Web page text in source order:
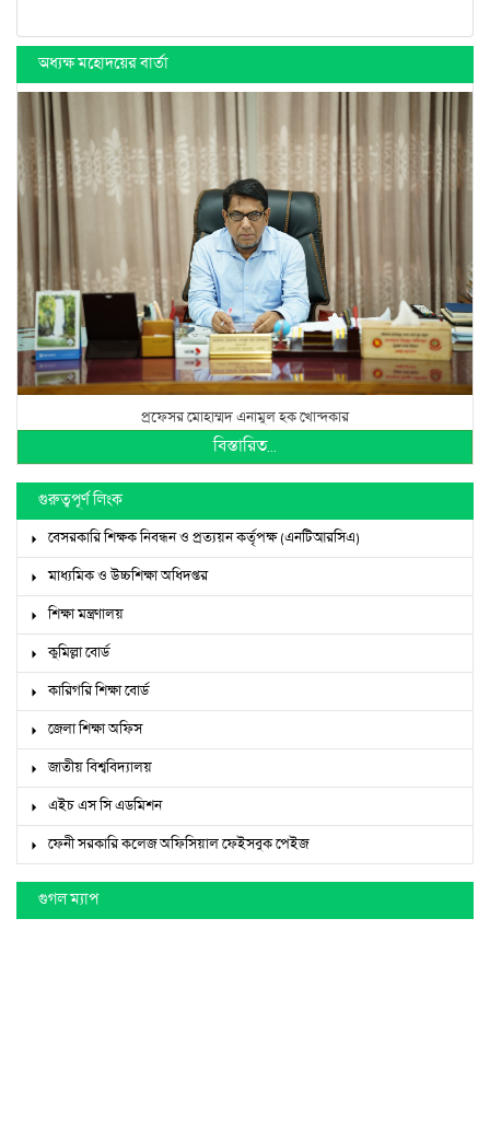
অধ্যক্ষ মহোদয়ের বার্তা
প্রফেসর মোহাম্মদ এনামুল হক খোন্দকার
বিস্তারিত...
গুরুত্বপূর্ণ লিংক
বেসরকারি শিক্ষক নিবন্ধন ও প্রত্যয়ন কর্তৃপক্ষ (এনটিআরসিএ)
মাধ্যমিক ও উচ্চশিক্ষা অধিদপ্তর
শিক্ষা মন্ত্রণালয়
কুমিল্লা বোর্ড
কারিগরি শিক্ষা বোর্ড
জেলা শিক্ষা অফিস
জাতীয় বিশ্ববিদ্যালয়
এইচ এস সি এডমিশন
ফেনী সরকারি কলেজ অফিসিয়াল ফেইসবুক পেইজ
গুগল ম্যাপ